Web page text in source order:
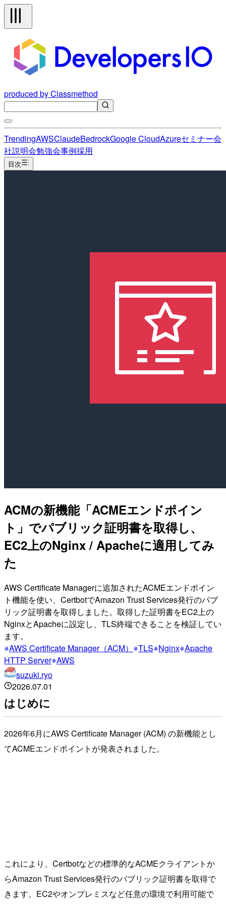
produced by Classmethod
TrendingAWSClaudeBedrockGoogle CloudAzureセミナー会
社説明会勉強会事例採用
目次
ACMの新機能「ACMEエンドポイン
ト」でパブリック証明書を取得し、
EC2上のNginx / Apacheに適用してみ
た
AWS Certificate Managerに追加されたACMEエンドポイン
ト機能を使い、CertbotでAmazon Trust Services発行のパブ
リック証明書を取得しました。取得した証明書をEC2上の
NginxとApacheに設定し、TLS終端できることを検証してい
ます。
AWS Certificate Manager（ACM）
TLS Nginx Apache
HTTP Server AWS
suzuki.ryo
2026.07.01
はじめに
2026年6月にAWS Certificate Manager (ACM) の新機能とし
てACMEエンドポイントが発表されました。
これにより、Certbotなどの標準的なACMEクライアントか
らAmazon Trust Services発行のパブリック証明書を取得で
きます。EC2やオンプレミスなど任意の環境で利用可能で